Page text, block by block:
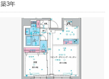
築3年